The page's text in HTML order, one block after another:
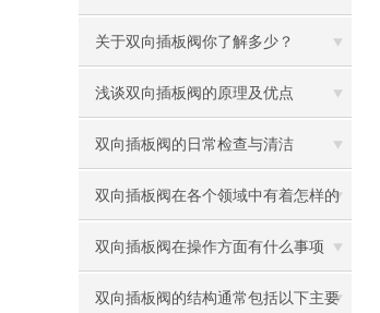
可知晓？
关于双向插板阀你了解多少？
浅谈双向插板阀的原理及优点
双向插板阀的日常检查与清洁
双向插板阀在各个领域中有着怎样的
作用呢？
双向插板阀在操作方面有什么事项
呢？
双向插板阀的结构通常包括以下主要